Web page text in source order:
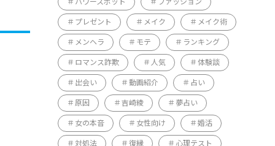
パワースポット ファッション
プレゼント メイク メイク術
メンヘラ モテ ランキング
ロマンス詐欺 人気 体験談
出会い 動画紹介 占い
原因 吉崎綾 夢占い
女の本音 女性向け 婚活
対処法 復縁 心理テスト